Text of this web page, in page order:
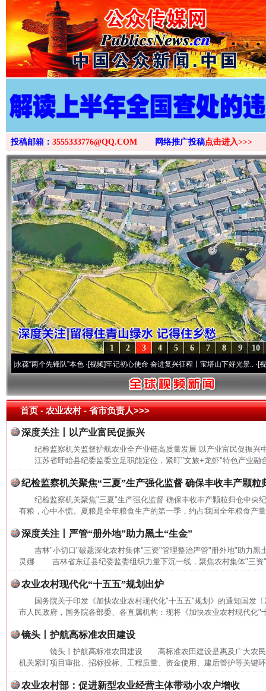
投稿邮箱： 3555333776@QQ.COM 网络推广投稿点击进入>>>
10
9
8
7
6
5
4
3
2
1
“两个先锋队”本色·[视频]牢记初心使命 奋进复兴征程丨宝塔山下好光景..·[视频]因党
首页- 农业农村 -省市负责人>>>
深度关注丨以产业富民促振兴
纪检监察机关监督护航农业全产业链高质量发展 以产业富民促振兴
江苏省盱眙县纪委监委立足职能定位，紧盯"文旅+龙虾"特色产业融
纪检监察机关聚焦“三夏”生产强化监督 确保丰收丰产颗粒
纪检监察机关聚焦"三夏"生产强化监督 确保丰收丰产颗粒归仓中
有粮，心中不慌。夏粮是全年粮食生产的第一季，约占我国全年粮食产
深度关注丨严管“册外地”助力黑土“生金”
吉林"小切口"破题深化农村集体"三资"管理整治严管"册外地"助力黑
灵娜 吉林省东辽县纪委监委组织力量下沉一线，聚焦农村集体"三资
农业农村现代化“十五五”规划出炉
国务院关于印发《加快农业农村现代化"十五五"规划》的通知国发
市人民政府，国务院各部委、各直属机构：现将《加快农业农村现代化"
镜头丨护航高标准农田建设
镜头丨护航高标准农田建设 高标准农田建设是惠及广大农民
机关紧盯项目审批、招标投标、工程质量、资金使用、建后管护等关键
农业农村部：促进新型农业经营主体带动小农户增收